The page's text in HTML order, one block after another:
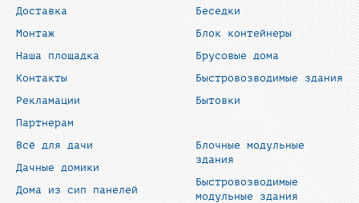
Доставка
Монтаж
Наша площадка
Контакты
Рекламации
Партнерам
Беседки
Блок контейнеры
Брусовые дома
Быстровозводимые здания
Бытовки
Всё для дачи
Дачные домики
Дома из сип панелей
Блочные модульные
здания
Быстровозводимые
модульные здания